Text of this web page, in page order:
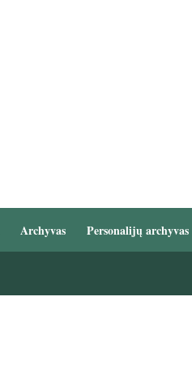
Archyvas Personalijų archyvas